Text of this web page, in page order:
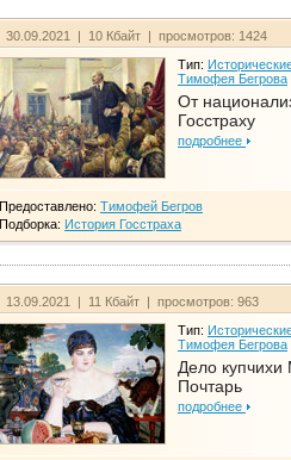
30.09.2021 | 10 Кбайт | просмотров: 1424
Тип:
Тимофея Бегрова
От
Госстраху
подробнее
Предоставлено: Тимофей Бегров
Подборка: История Госстраха
13.09.2021 | 11 Кбайт | просмотров: 963
Тип:
Тимофея Бегрова
Дело
Почтарь
подробнее